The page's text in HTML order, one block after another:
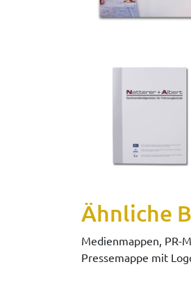
Ähnliche
Medienmappen, PR-
Pressemappe mit